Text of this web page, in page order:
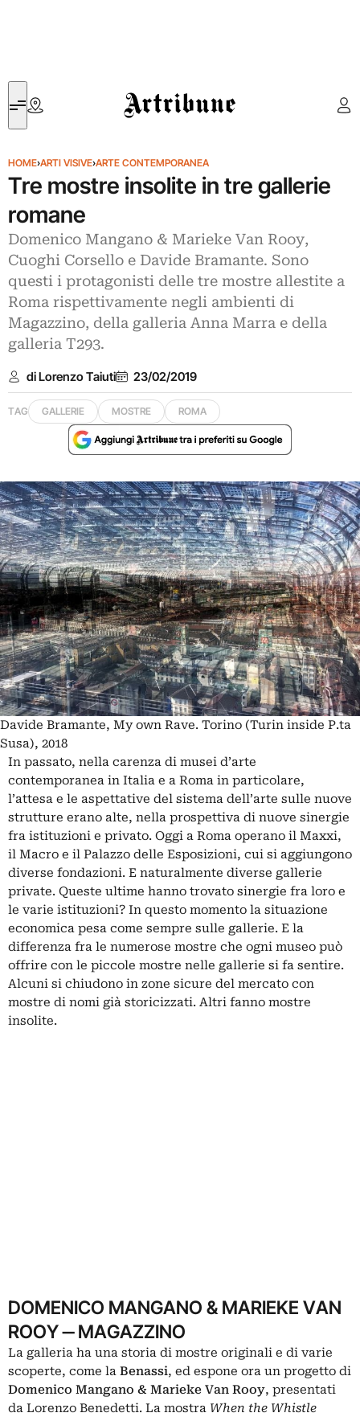
Artribune
HOME›ARTI VISIVE›ARTE CONTEMPORANEA
Tre mostre insolite in tre gallerie
romane
Domenico Mangano & Marieke Van Rooy,
Cuoghi Corsello e Davide Bramante. Sono
questi i protagonisti delle tre mostre allestite a
Roma rispettivamente negli ambienti di
Magazzino, della galleria Anna Marra e della
galleria T293.
di Lorenzo Taiuti 23/02/2019
TAG GALLERIE MOSTRE ROMA
Davide Bramante, My own Rave. Torino (Turin inside P.ta
Susa), 2018
In passato, nella carenza di musei d’arte
contemporanea in Italia e a Roma in particolare,
l’attesa e le aspettative del sistema dell’arte sulle nuove
strutture erano alte, nella prospettiva di nuove sinergie
fra istituzioni e privato. Oggi a Roma operano il Maxxi,
il Macro e il Palazzo delle Esposizioni, cui si aggiungono
diverse fondazioni. E naturalmente diverse gallerie
private. Queste ultime hanno trovato sinergie fra loro e
le varie istituzioni? In questo momento la situazione
economica pesa come sempre sulle gallerie. E la
differenza fra le numerose mostre che ogni museo può
offrire con le piccole mostre nelle gallerie si fa sentire.
Alcuni si chiudono in zone sicure del mercato con
mostre di nomi già storicizzati. Altri fanno mostre
insolite.
DOMENICO MANGANO & MARIEKE VAN
ROOY ‒ MAGAZZINO
La galleria ha una storia di mostre originali e di varie
scoperte, come la Benassi, ed espone ora un progetto di
Domenico Mangano & Marieke Van Rooy, presentati
da Lorenzo Benedetti. La mostra When the Whistle